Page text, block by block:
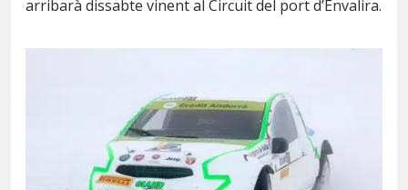
arribarà dissabte vinent al Circuit del port d’Envalira.